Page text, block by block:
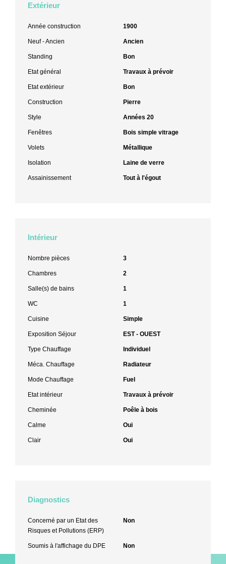
Extérieur
Année construction 1900
Neuf - Ancien Ancien
Standing Bon
Etat général Travaux à prévoir
Etat extérieur Bon
Construction Pierre
Style Années 20
Fenêtres Bois simple vitrage
Volets Métallique
Isolation Laine de verre
Assainissement Tout à l'égout
Intérieur
Nombre pièces 3
Chambres 2
Salle(s) de bains 1
WC 1
Cuisine Simple
Exposition Séjour EST - OUEST
Type Chauffage Individuel
Méca. Chauffage Radiateur
Mode Chauffage Fuel
Etat intérieur Travaux à prévoir
Cheminée Poêle à bois
Calme Oui
Clair Oui
Diagnostics
Concerné par un Etat des
Risques et Pollutions (ERP)
Non
Soumis à l'affichage du DPE Non